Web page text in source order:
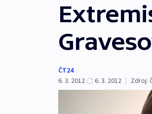
ČT24
6. 3. 2012
6. 3. 2012 | Zdroj: